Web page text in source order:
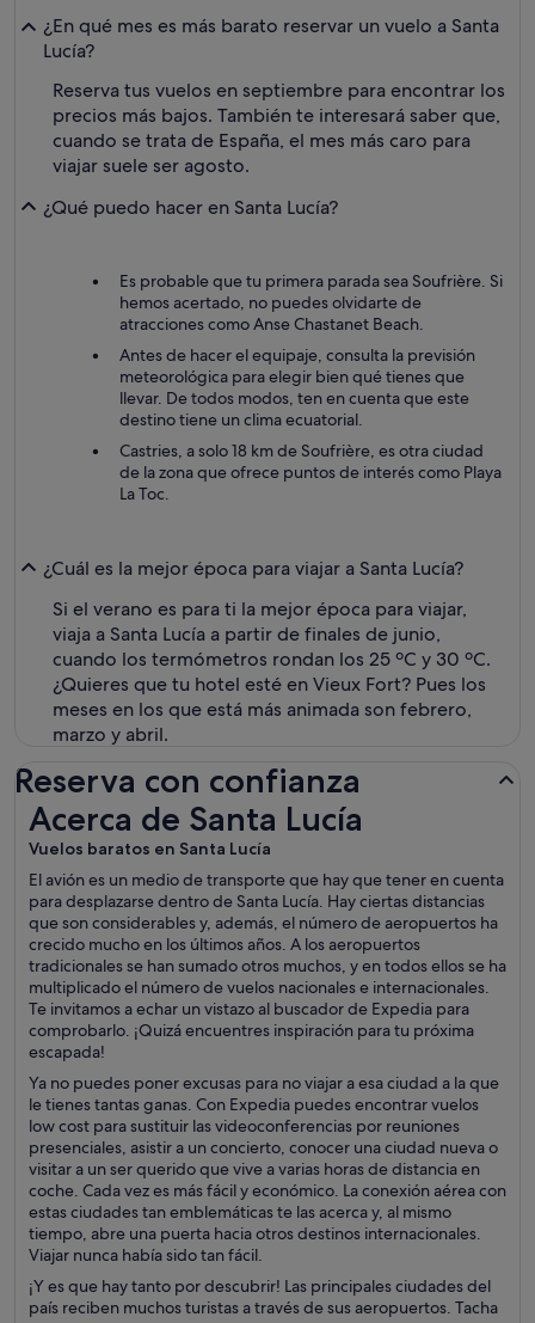
¿En qué mes es más barato reservar un vuelo a Santa
Lucía?
Reserva tus vuelos en septiembre para encontrar los
precios más bajos. También te interesará saber que,
cuando se trata de España, el mes más caro para
viajar suele ser agosto.
¿Qué puedo hacer en Santa Lucía?
Es probable que tu primera parada sea Soufrière. Si
hemos acertado, no puedes olvidarte de
atracciones como Anse Chastanet Beach.
Antes de hacer el equipaje, consulta la previsión
meteorológica para elegir bien qué tienes que
llevar. De todos modos, ten en cuenta que este
destino tiene un clima ecuatorial.
Castries, a solo 18 km de Soufrière, es otra ciudad
de la zona que ofrece puntos de interés como Playa
La Toc.
¿Cuál es la mejor época para viajar a Santa Lucía?
Si el verano es para ti la mejor época para viajar,
viaja a Santa Lucía a partir de finales de junio,
cuando los termómetros rondan los 25 ºC y 30 ºC.
¿Quieres que tu hotel esté en Vieux Fort? Pues los
meses en los que está más animada son febrero,
marzo y abril.
Reserva con confianza
Acerca de Santa Lucía
Vuelos baratos en Santa Lucía
El avión es un medio de transporte que hay que tener en cuenta
para desplazarse dentro de Santa Lucía. Hay ciertas distancias
que son considerables y, además, el número de aeropuertos ha
crecido mucho en los últimos años. A los aeropuertos
tradicionales se han sumado otros muchos, y en todos ellos se ha
multiplicado el número de vuelos nacionales e internacionales.
Te invitamos a echar un vistazo al buscador de Expedia para
comprobarlo. ¡Quizá encuentres inspiración para tu próxima
escapada!
Ya no puedes poner excusas para no viajar a esa ciudad a la que
le tienes tantas ganas. Con Expedia puedes encontrar vuelos
low cost para sustituir las videoconferencias por reuniones
presenciales, asistir a un concierto, conocer una ciudad nueva o
visitar a un ser querido que vive a varias horas de distancia en
coche. Cada vez es más fácil y económico. La conexión aérea con
estas ciudades tan emblemáticas te las acerca y, al mismo
tiempo, abre una puerta hacia otros destinos internacionales.
Viajar nunca había sido tan fácil.
¡Y es que hay tanto por descubrir! Las principales ciudades del
país reciben muchos turistas a través de sus aeropuertos. Tacha
Acerca de Santa Lucía